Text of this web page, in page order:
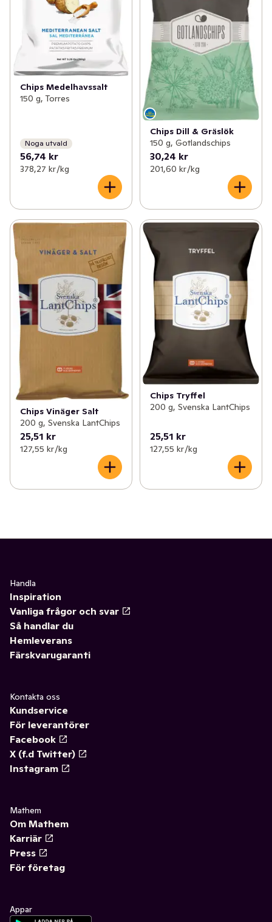
Chips Medelhavssalt
150 g, Torres
Noga utvald
56,74 kr
378,27 kr /kg
Chips Dill & Gräslök
150 g, Gotlandschips
30,24 kr
201,60 kr /kg
Chips Vinäger Salt
200 g, Svenska LantChips
25,51 kr
127,55 kr /kg
Chips Tryffel
200 g, Svenska LantChips
25,51 kr
127,55 kr /kg
Handla
Inspiration
Vanliga frågor och svar
Så handlar du
Hemleverans
Färskvarugaranti
Kontakta oss
Kundservice
För leverantörer
Facebook
X (f.d Twitter)
Instagram
Mathem
Om Mathem
Karriär
Press
För företag
Appar